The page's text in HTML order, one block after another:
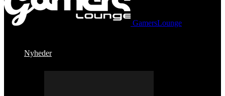
GamersLounge
Nyheder